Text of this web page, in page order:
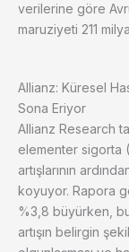
verilerine göre
maruziyeti 211
Allianz: Küresel
Sona Eriyor
Allianz Research
elementer sigorta
artışlarının
koyuyor. Rapora
%3,8 büyürken,
artışın belirgin